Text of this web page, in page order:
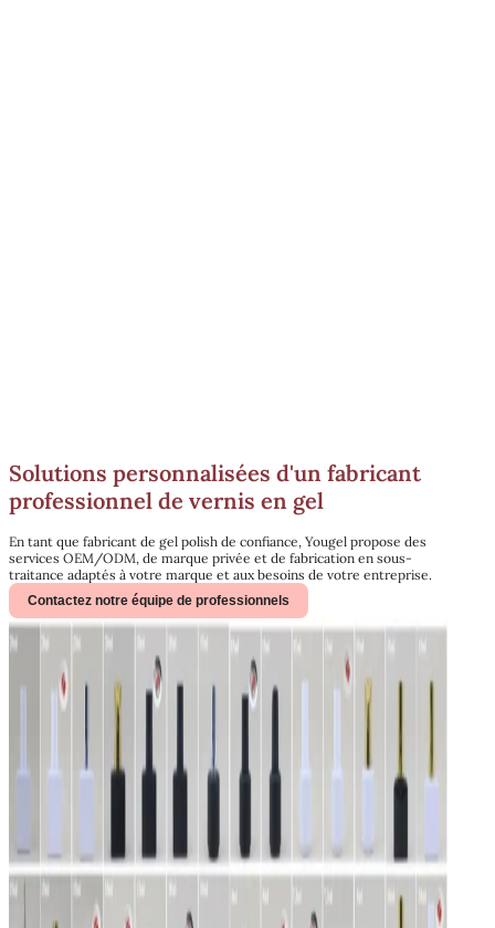
Solutions personnalisées d'un fabricant
professionnel de vernis en gel
En tant que fabricant de gel polish de confiance, Yougel propose des
services OEM/ODM, de marque privée et de fabrication en sous-
traitance adaptés à votre marque et aux besoins de votre entreprise.
Contactez notre équipe de professionnels